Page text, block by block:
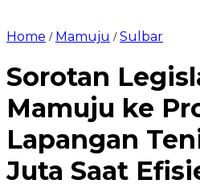
Home / Mamuju /Sulbar
Sorotan
Mamuju ke
Lapangan
Juta Saat